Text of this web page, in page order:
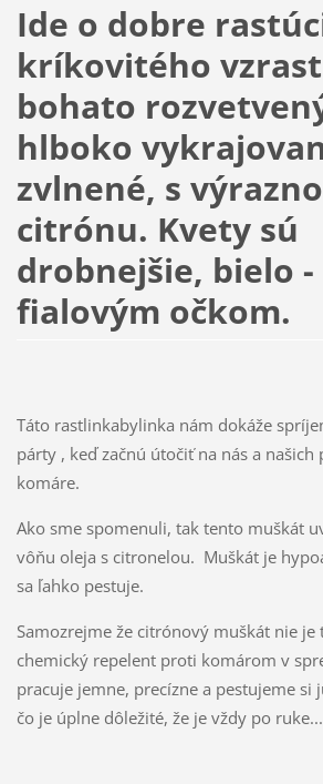
Ide o dobre
kríkovitého
bohato
hlboko
zvlnené, s
citrónu. Kvety sú
drobnejšie, bielo -
fialovým očkom.
Táto rastlinkabylinka nám dokáže
párty , keď začnú útočiť na nás a
komáre.
Ako sme spomenuli, tak tento muškát
vôňu oleja s citronelou. Muškát je
sa ľahko pestuje.
Samozrejme že citrónový muškát nie
chemický repelent proti komárom v
pracuje jemne, precízne a pestujeme si
čo je úplne dôležité, že je vždy po ruke...